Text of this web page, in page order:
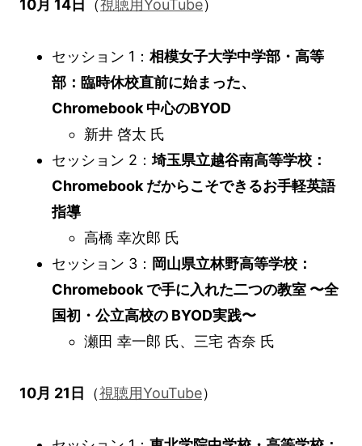
10月 14日 （視聴用YouTube）
セッション 1： 相模女子大学中学部・高等
部：臨時休校直前に始まった、
Chromebook 中心のBYOD
新井 啓太 氏
セッション 2：埼玉県立越谷南高等学校：
Chromebook だからこそできるお手軽英語
指導
高橋 幸次郎 氏
セッション 3： 岡山県立林野高等学校：
Chromebook で手に入れた二つの教室 〜全
国初・公立高校の BYOD実践〜
瀬田 幸一郎 氏、三宅 杏奈 氏
10月 21日 （視聴用YouTube）